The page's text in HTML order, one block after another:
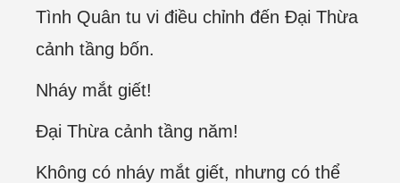
Tình Quân tu vi điều chỉnh đến Đại Thừa
cảnh tầng bốn.
Nháy mắt giết!
Đại Thừa cảnh tầng năm!
Không có nháy mắt giết, nhưng có thể